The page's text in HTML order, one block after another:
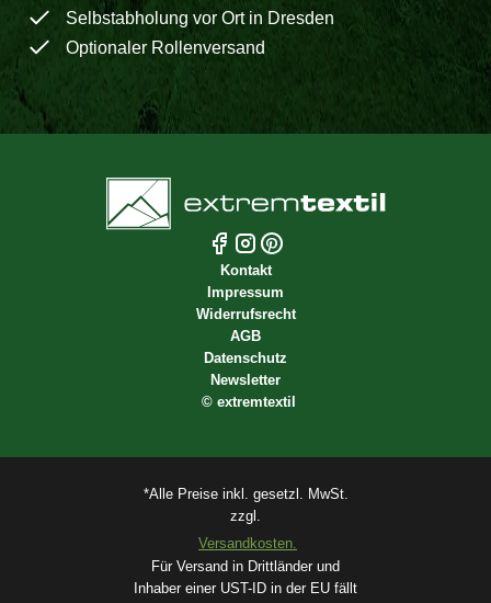
Selbstabholung vor Ort in Dresden
Optionaler Rollenversand
Kontakt
Impressum
Widerrufsrecht
AGB
Datenschutz
Newsletter
© extremtextil
*Alle Preise inkl. gesetzl. MwSt.
zzgl.
Versandkosten.
Für Versand in Drittländer und
Inhaber einer UST-ID in der EU fällt